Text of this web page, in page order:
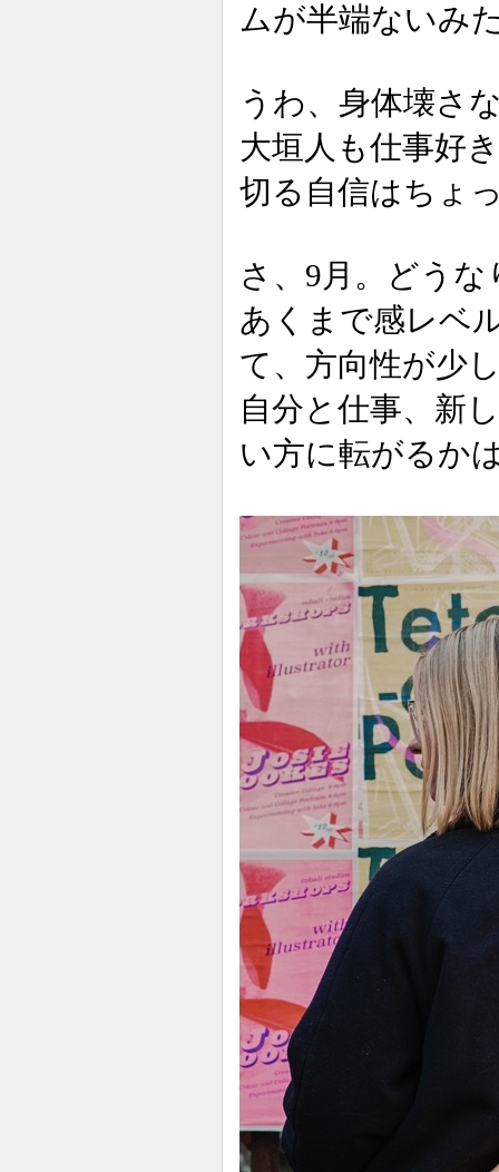
ムが半端ないみ
うわ、身体壊さ
大垣人も仕事好
切る自信はちょ
さ、9月。どう
あくまで感レベ
て、方向性が少
自分と仕事、新
い方に転がるか